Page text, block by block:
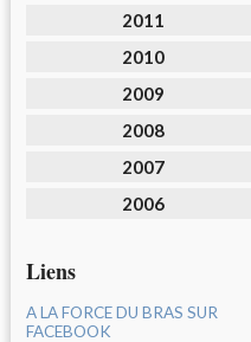
2011
2010
2009
2008
2007
2006
Liens
A LA FORCE DU BRAS SUR
FACEBOOK